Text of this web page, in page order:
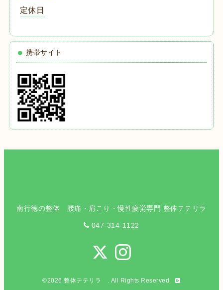
定休日
携帯サイト
南行徳の整体 腰痛・肩こり・慢性疲労専門 整体テテリラ
047-314-1122
©2026整体テテリラ . All Rights Reserved.